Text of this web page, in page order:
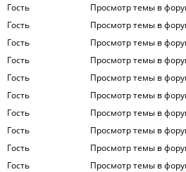
Гость
Просмотр темы в
Гость
Просмотр темы в
Гость
Просмотр темы в
Гость
Просмотр темы в
Гость
Просмотр темы в
Гость
Просмотр темы в
Гость
Просмотр темы в
Гость
Просмотр темы в
Гость
Просмотр темы в
Гость
Просмотр темы в